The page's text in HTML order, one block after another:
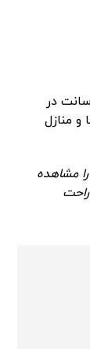
بیشترین کاربرد چهارپایه پلاستیکی پله دار 90 سانت در
و منازل
مشاهده